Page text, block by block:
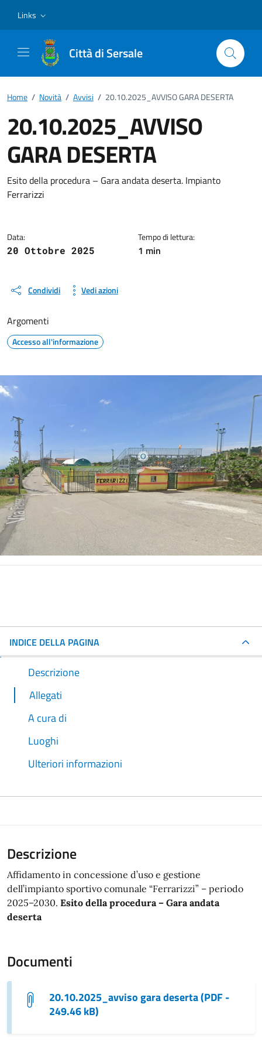
Links
Città di Sersale
Home / Novità / Avvisi / 20.10.2025_AVVISO GARA DESERTA
20.10.2025_AVVISO
GARA DESERTA
Dettagli della notizia
Esito della procedura – Gara andata deserta. Impianto
Ferrarizzi
Data:
20 Ottobre 2025
Tempo di lettura:
1 min
Condividi Vedi azioni
Argomenti
Accesso all'informazione
INDICE DELLA PAGINA
Descrizione
Allegati
A cura di
Luoghi
Ulteriori informazioni
Descrizione
Affidamento in concessione d’uso e gestione
dell’impianto sportivo comunale “Ferrarizzi” – periodo
2025–2030. Esito della procedura – Gara andata
deserta
Documenti
20.10.2025_avviso gara deserta (PDF -
249.46 kB)